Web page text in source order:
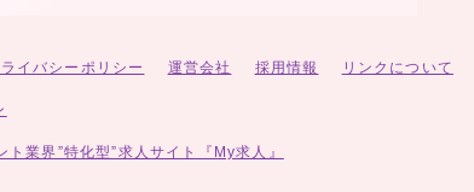
イバシーポリシー 運営会社 採用情報 リンクについて
ト業界”特化型”求人サイト『My求人』